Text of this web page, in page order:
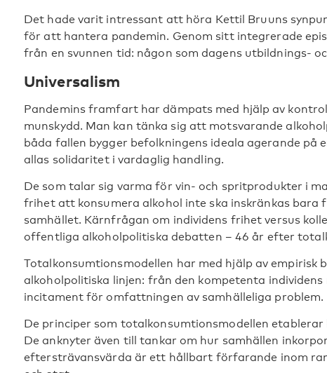
Det hade varit intressant att höra Kettil Bruuns
för att hantera pandemin. Genom sitt integrerade
från en svunnen tid: någon som dagens utbildnings-
Universalism
Pandemins framfart har dämpats med hjälp av
munskydd. Man kan tänka sig att motsvarande
båda fallen bygger befolkningens ideala agerande på
allas solidaritet i vardaglig handling.
De som talar sig varma för vin- och spritprodukter i
frihet att konsumera alkohol inte ska inskränkas
samhället. Kärnfrågan om individens frihet versus
offentliga alkoholpolitiska debatten – 46 år efter
Totalkonsumtionsmodellen har med hjälp av
alkoholpolitiska linjen: från den kompetenta
incitament för omfattningen av samhälleliga problem.
De principer som totalkonsumtionsmodellen
De anknyter även till tankar om hur samhällen
eftersträvansvärda är ett hållbart förfarande inom